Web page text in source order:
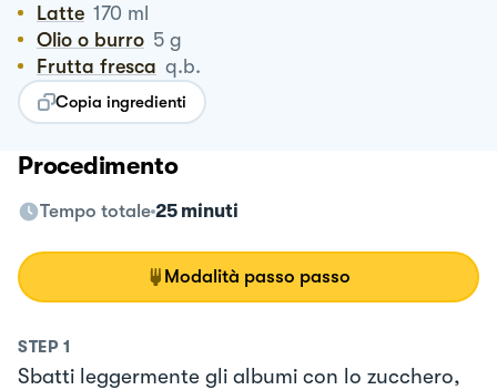
Latte 170 ml
Olio o burro 5 g
Frutta fresca q.b.
Copia ingredienti
Procedimento
Tempo totale 25 minuti
Modalità passo passo
STEP 1
Sbatti leggermente gli albumi con lo zucchero,